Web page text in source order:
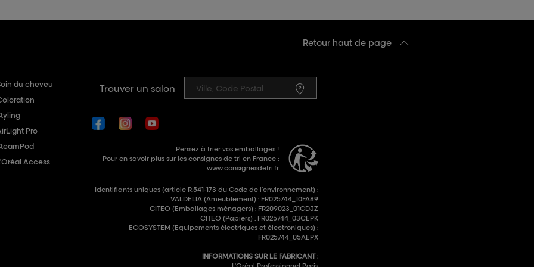
du cheveu
Pro
Access
Trouver un salon
Pensez à trier vos emballages !
Pour en savoir plus sur les consignes de tri en France :
www.consignesdetri.fr
Identifiants uniques (article R.541-173 du Code de l’environnement) :
VALDELIA (Ameublement) : FR025744_10FA89
CITEO (Emballages ménagers) : FR209023_01CDJZ
CITEO (Papiers) : FR025744_03CEPK
ECOSYSTEM (Equipements électriques et électroniques) :
FR025744_05AEPX
INFORMATIONS SUR LE FABRICANT :
Retour haut de page